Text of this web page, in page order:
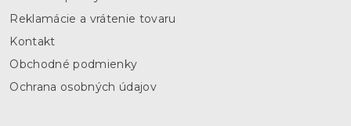
Reklamácie a vrátenie tovaru
Kontakt
Obchodné podmienky
Ochrana osobných údajov